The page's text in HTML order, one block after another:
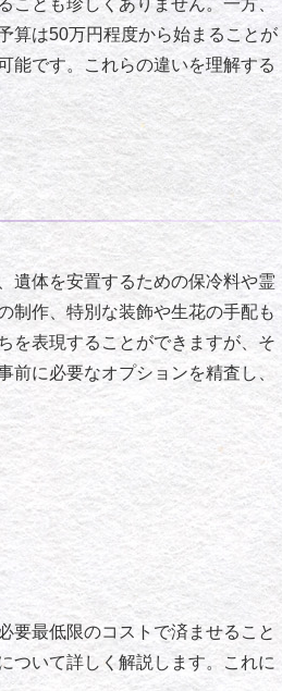
ことも珍しくありません。一方、
算は50万円程度から始まることが
能です。これらの違いを理解する
遺体を安置するための保冷料や霊
制作、特別な装飾や生花の手配も
を表現することができますが、そ
前に必要なオプションを精査し、
要最低限のコストで済ませること
ついて詳しく解説します。これに